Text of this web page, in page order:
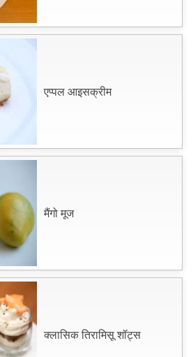
एप्पल आइसक्रीम
मैंगो मूज
क्लासिक तिरामिसू शॉट्स